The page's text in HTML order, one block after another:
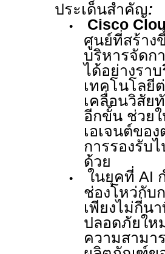
ประเด็นสำคัญ:
• Cisco
ศูนย์ที่สร้าง
บริหารจัดก
ได้อย่างรา
เทคโนโลยี
เคลื่อนวิสัย
อีกขั้น ช่วย
เอเจนต์ขอ
การรองรับ
ด้วย
• ในยุคที่ AI
ช่องโหว่กับ
เพียงไม่กี่น
ปลอดภัยให
ความสามา